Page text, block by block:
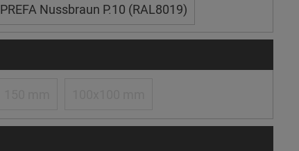
PREFA Nussbraun P.10 (RAL8019)